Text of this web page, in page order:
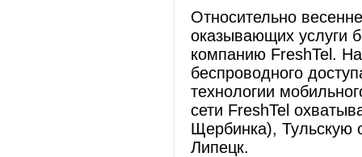
Относительно
оказывающих услуги
компанию FreshTel.
беспроводного
технологии
сети FreshTel
Щербинка), Тульскую
Липецк.